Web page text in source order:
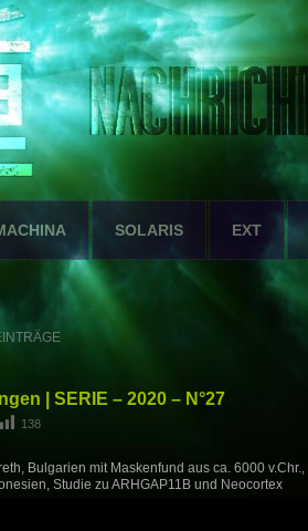
SOLARIS EXT
| SERIE – 2020 – N°27
138
Bulgarien mit Maskenfund aus ca. 6000 v.Chr.,
Studie zu ARHGAP11B und Neocortex